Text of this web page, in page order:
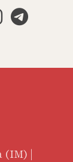
(IM) |